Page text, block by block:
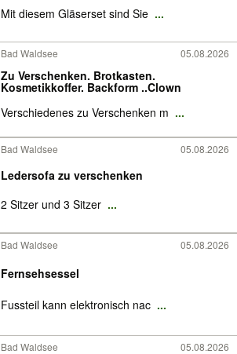
Mit diesem Gläserset sind Sie ...
Bad Waldsee 05.08.2026
Zu Verschenken. Brotkasten.
Kosmetikkoffer. Backform ..Clown
Verschiedenes zu Verschenken m ...
Bad Waldsee 05.08.2026
Ledersofa zu verschenken
2 Sitzer und 3 Sitzer ...
Bad Waldsee 05.08.2026
Fernsehsessel
Fussteil kann elektronisch nac ...
Bad Waldsee 05.08.2026